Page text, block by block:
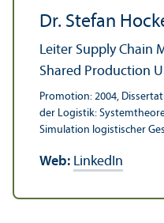
Dr. Stefan
Leiter Supply Chain
Shared Production
Promotion: 2004,
der Logistik:
Simulation logistischer
Web: LinkedIn